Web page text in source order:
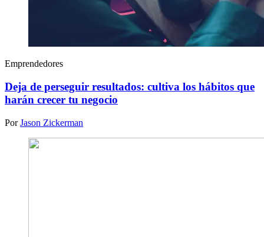
Emprendedores
Deja de perseguir resultados: cultiva los hábitos que
harán crecer tu negocio
PorJason Zickerman